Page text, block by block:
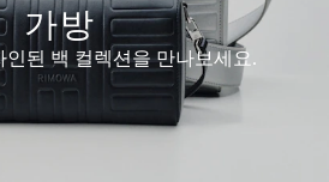
가방
인된 백 컬렉션을 만나보세요.